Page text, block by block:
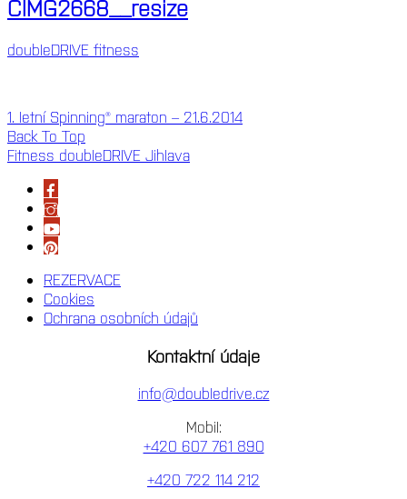
CIMG2668__resize
doubleDRIVE fitness
1. letní Spinning® maraton – 21.6.2014
Back To Top
Fitness doubleDRIVE Jihlava
REZERVACE
Cookies
Ochrana osobních údajů
Kontaktní údaje
info@doubledrive.cz
Mobil:
+420 607 761 890
+420 722 114 212